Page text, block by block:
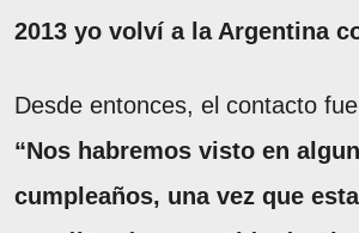
2013 yo volví a la Argentina
Desde entonces, el contacto
“Nos habremos visto en
cumpleaños, una vez que